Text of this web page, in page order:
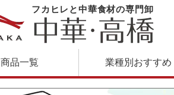
フカヒレと中華食材の専門卸
商品一覧 業種別おすすめ